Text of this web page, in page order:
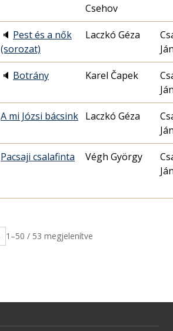
Csehov
🔈 Pest és a nők
(sorozat)
Laczkó Géza
🔈 Botrány Karel Čapek
A mi Józsi bácsink Laczkó Géza
Pacsaji csalafinta Végh György
1–50 / 53 megjelenítve